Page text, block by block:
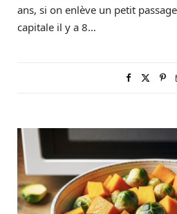
ans, si on enlève un petit
capitale il y a 8…